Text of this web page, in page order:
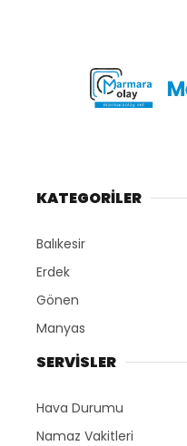
KATEGORİLER
Balıkesir
Erdek
Gönen
Manyas
SERVİSLER
Hava Durumu
Namaz Vakitleri